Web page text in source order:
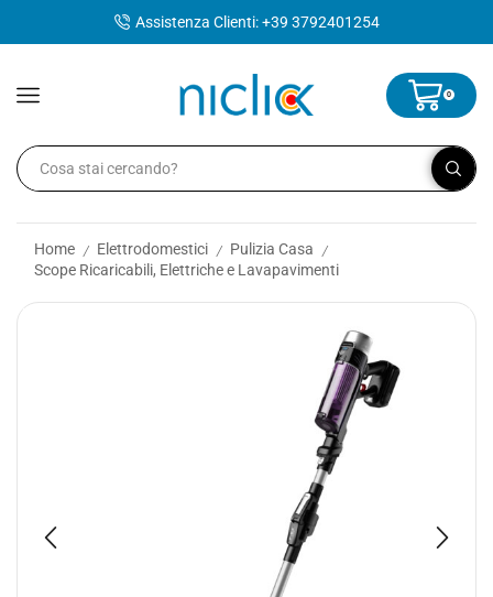
Assistenza Clienti: +39 3792401254
0
Home / Elettrodomestici / Pulizia Casa /
Scope Ricaricabili, Elettriche e Lavapavimenti